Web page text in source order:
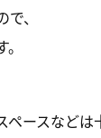
、
ースなどは